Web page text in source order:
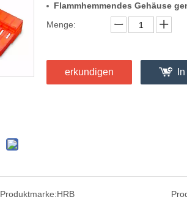
Flammhemmendes Gehäuse
Menge:
erkundigen
Produktmarke:HRB